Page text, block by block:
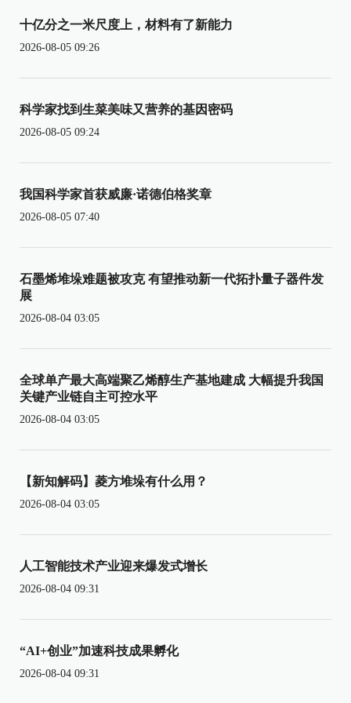
十亿分之一米尺度上，材料有了新能力
2026-08-05 09:26
科学家找到生菜美味又营养的基因密码
2026-08-05 09:24
我国科学家首获威廉·诺德伯格奖章
2026-08-05 07:40
石墨烯堆垛难题被攻克 有望推动新一代拓扑量子器件发
展
2026-08-04 03:05
全球单产最大高端聚乙烯醇生产基地建成 大幅提升我国
关键产业链自主可控水平
2026-08-04 03:05
【新知解码】菱方堆垛有什么用？
2026-08-04 03:05
人工智能技术产业迎来爆发式增长
2026-08-04 09:31
“AI+创业”加速科技成果孵化
2026-08-04 09:31